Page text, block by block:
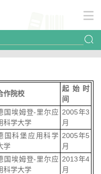
作院校
起始时
间
国埃姆登-里尔应
科学大学
2005年3
月
国科堡应用科学
学
2005年5
月
国埃姆登-里尔应
科学大学
2013年4
月